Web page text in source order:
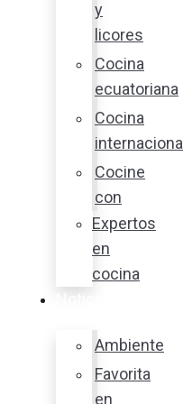
y
licores
Cocina
ecuatoriana
Cocina
internacional
Cocine
con
Expertos
en
cocina
Ambiente
Favorita
en